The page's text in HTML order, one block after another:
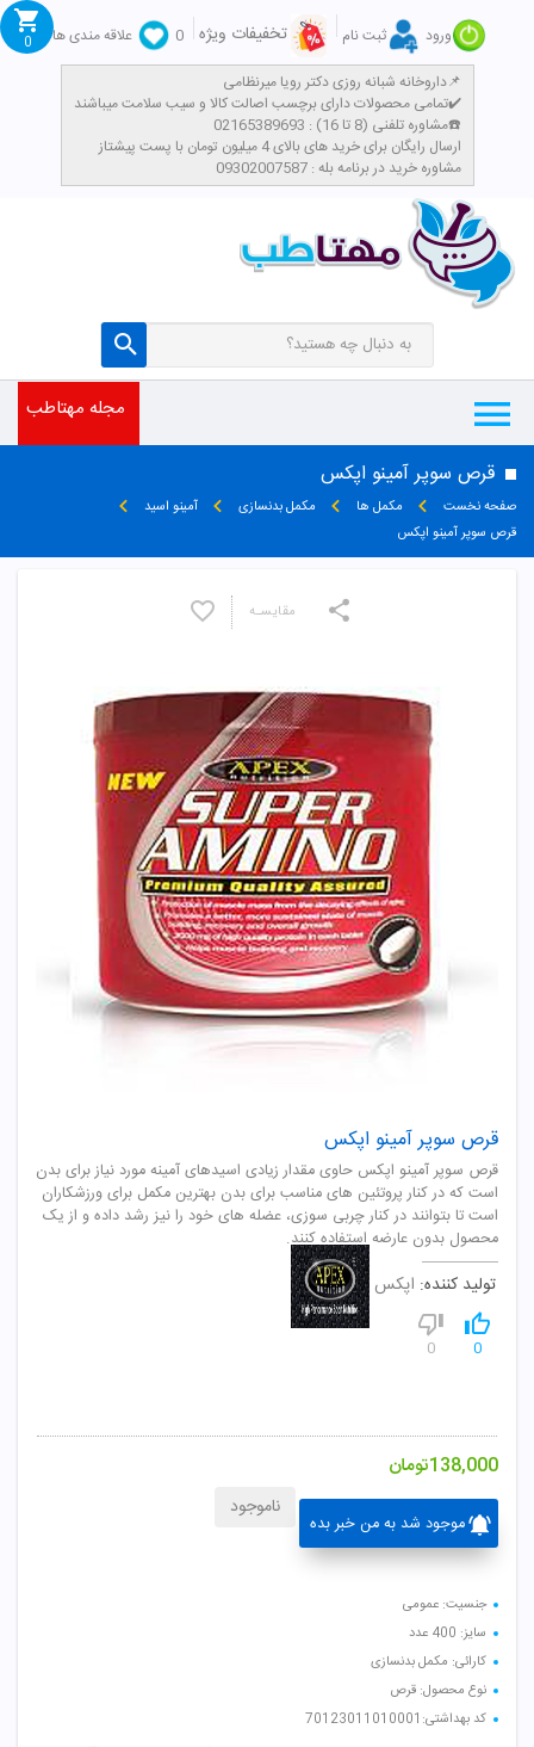
ورود ثبت نام تخفیفات ویژه 0
علاقه مندی ها
داروخانه شبانه روزی دکتر رویا میرنظامی📌
تمامی محصولات دارای برچسب اصالت کالا و سیب سلامت میباشند✔️
مشاوره تلفنی (8 تا 16) : 02165389693☎️
​ارسال رایگان برای خرید های بالای 4 میلیون تومان با پست پیشتاز
مشاوره خرید در برنامه بله : 09302007587
0
مجله مهتاطب
قرص سوپر آمینو اپکس
صفحه نخست مکمل ها مکمل بدنسازی
آمینو اسید
قرص سوپر آمینو اپکس
قرص سوپر آمینو اپکس
قرص سوپر آمینو اپکس حاوی مقدار زیادی اسیدهای آمینه مورد نیاز برای بدن
است که در کنار پروتئین های مناسب برای بدن بهترین مکمل برای ورزشکاران
است تا بتوانند در کنار چربی سوزی، عضله های خود را نیز رشد داده و از یک
محصول بدون عارضه استفاده کنند.
تولید کننده: اپکس
0
0
138,000تومان
موجود شد به من خبر بده
ناموجود
مقایسـه
جنسیت: عمومی
سایز: 400 عدد
کارائی: مکمل بدنسازی
نوع محصول: قرص
کد بهداشتی:70123011010001